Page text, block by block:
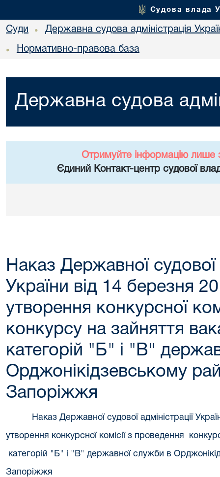
Судова влада
Суди • Державна судова адміністрація
• Нормативно-правова база
Державна судова
Отримуйте інформацію лише
Єдиний Контакт-центр судової
Наказ Державної судової
України від 14 березня
утворення конкурсної
конкурсу на зайняття
категорій "Б" і "В"
Орджонікідзевському
Запоріжжя
Наказ Державної судової адміністрації
утворення конкурсної комісії з проведення
категорій "Б" і "В" державної служби в
Запоріжжя